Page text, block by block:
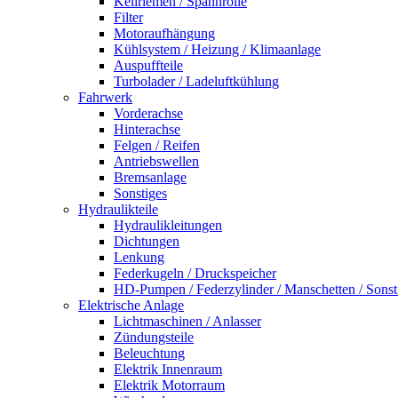
Filter
Motoraufhängung
Kühlsystem / Heizung / Klimaanlage
Auspuffteile
Turbolader / Ladeluftkühlung
Fahrwerk
Vorderachse
Hinterachse
Felgen / Reifen
Antriebswellen
Bremsanlage
Sonstiges
Hydraulikteile
Hydraulikleitungen
Dichtungen
Lenkung
Federkugeln / Druckspeicher
HD-Pumpen / Federzylinder / Manschetten /
Elektrische Anlage
Lichtmaschinen / Anlasser
Zündungsteile
Beleuchtung
Elektrik Innenraum
Elektrik Motorraum